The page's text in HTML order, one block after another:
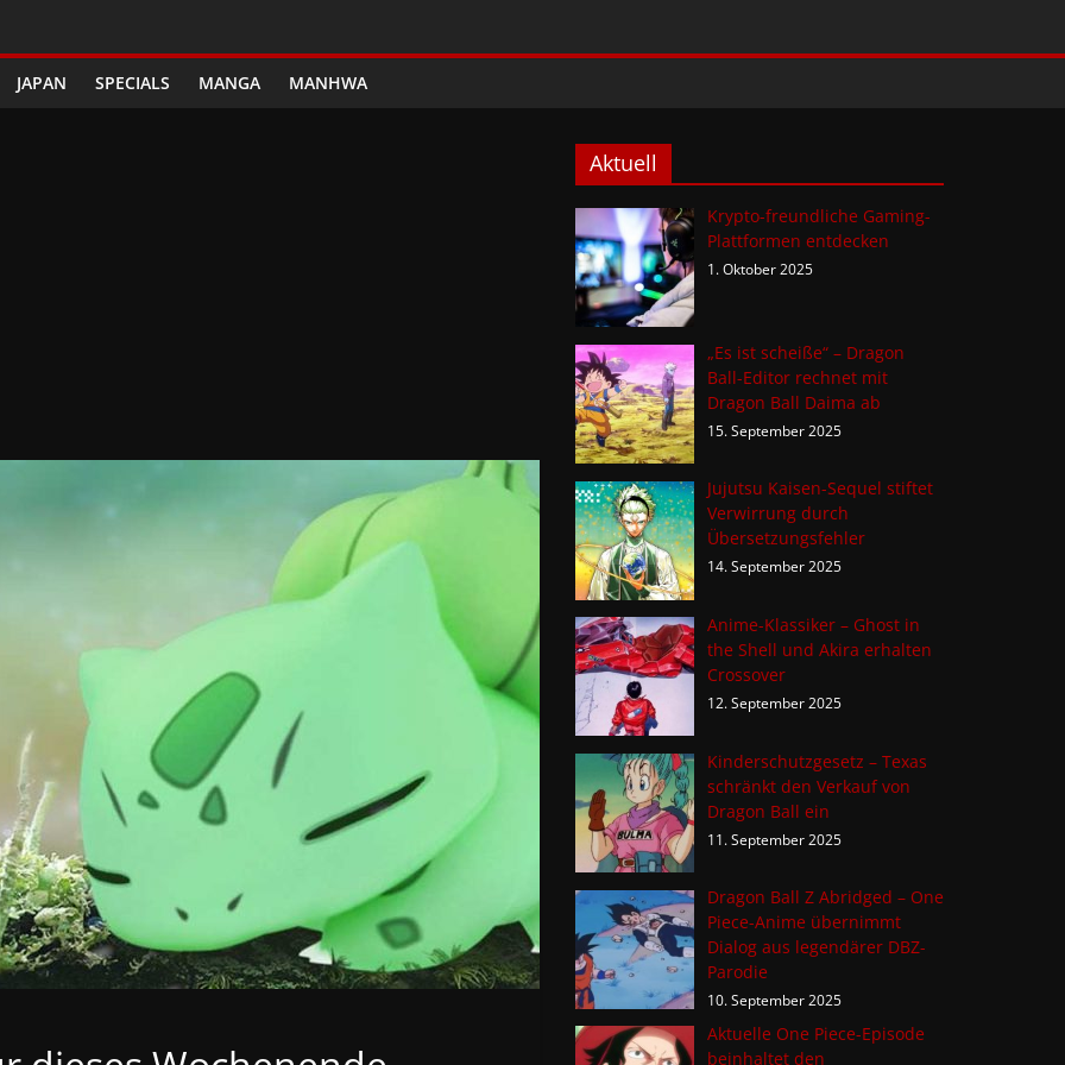
JAPAN SPECIALS MANGA MANHWA
Aktuell
Krypto-freundliche Gaming-
Plattformen entdecken
1. Oktober 2025
„Es ist scheiße“ – Dragon
Ball-Editor rechnet mit
Dragon Ball Daima ab
15. September 2025
Jujutsu Kaisen-Sequel stiftet
Verwirrung durch
Übersetzungsfehler
14. September 2025
Anime-Klassiker – Ghost in
the Shell und Akira erhalten
Crossover
12. September 2025
Kinderschutzgesetz – Texas
schränkt den Verkauf von
Dragon Ball ein
11. September 2025
Dragon Ball Z Abridged – One
Piece-Anime übernimmt
Dialog aus legendärer DBZ-
Parodie
10. September 2025
Aktuelle One Piece-Episode
beinhaltet den